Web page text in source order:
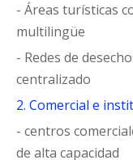
- Áreas turísticas
multilingüe
- Redes de
centralizado
2. Comercial e
- centros
de alta capacidad